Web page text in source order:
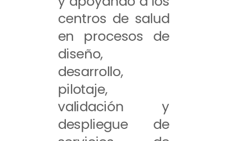
centros de salud
en procesos de
diseño,
desarrollo,
pilotaje,
validación y
despliegue de